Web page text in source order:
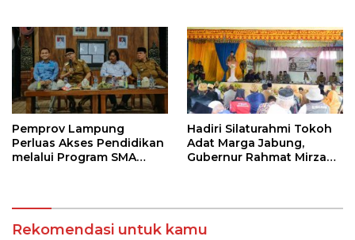
Pemprov Lampung
Perluas Akses Pendidikan
melalui Program SMA
Hadiri Silaturahmi Tokoh
Adat Marga Jabung,
Gubernur Rahmat Mirzani
Penguatan Budaya dan
SDM
Rekomendasi untuk kamu